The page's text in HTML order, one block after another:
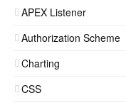
APEX Listener
Authorization Scheme
Charting
CSS